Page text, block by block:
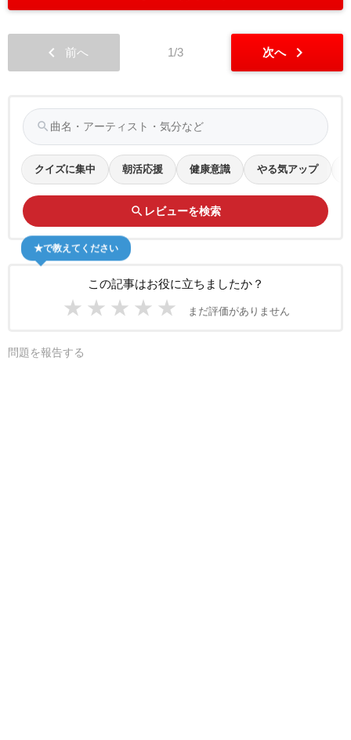
chevron_left 前へ 1/3 次へ chevron_right
search
クイズに集中 朝活応援 健康意識 やる気アップ
search レビューを検索
この記事はお役に立ちましたか？
★ ★ ★ ★ ★ まだ評価がありません
★で教えてください
問題を報告する